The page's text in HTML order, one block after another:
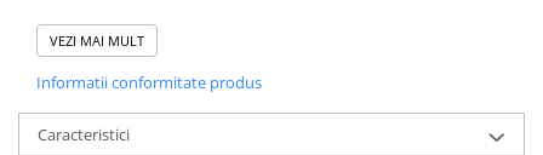
Caracteristici:
✅decupaje precise
✅faciliteaza incarcarea wierless
✅marginile reliefate nu permit atingerea camerei sau a ecranului
VEZI MAI MULT
Informatii conformitate produs
Caracteristici